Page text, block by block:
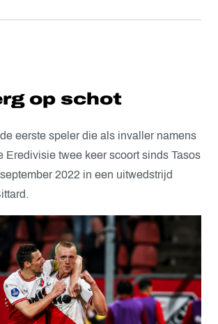
op schot
eerste speler die als invaller namens
Eredivisie twee keer scoort sinds Tasos
2022 in een uitwedstrijd